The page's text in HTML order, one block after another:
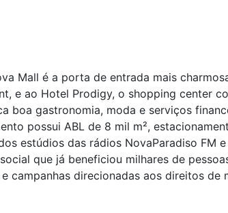
Mall é a porta de entrada mais
e ao Hotel Prodigy, o shopping center
boa gastronomia, moda e serviços
possui ABL de 8 mil m²,
estúdios das rádios NovaParadiso FM
que já beneficiou milhares de
campanhas direcionadas aos direitos de